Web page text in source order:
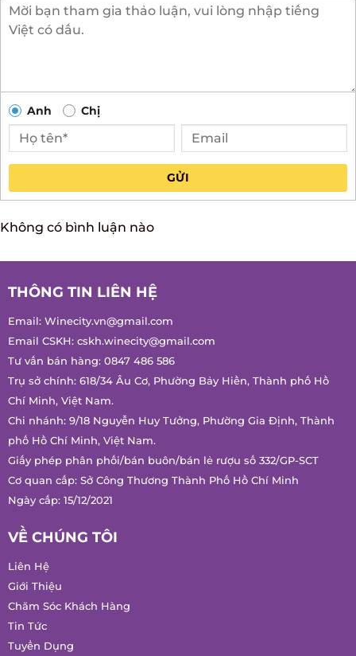
Anh
GỬI
THÔNG TIN LIÊN HỆ
Email:Winecity.vn@gmail.com
Email CSKH:cskh.winecity@gmail.com
Tư vấn bán hàng:0847 486 586
Trụ sở chính: 618/34 Âu Cơ, Phường Bảy Hiền, Thành phố Hồ
Chí Minh, Việt Nam.
Chi nhánh: 9/18 Nguyễn Huy Tưởng, Phường Gia Định, Thành
phố Hồ Chí Minh, Việt Nam.
Giấy phép phân phối/bán buôn/bán lẻ rượu số 332/GP-SCT
Cơ quan cấp: Sở Công Thương Thành Phố Hồ Chí Minh
VỀ CHÚNG TÔI
Liên Hệ
Giới Thiệu
Chăm Sóc Khách Hàng
Tin Tức